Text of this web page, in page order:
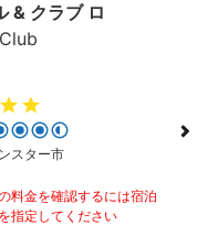
& クラブ ロ
スター市
料金を確認するには宿泊
指定してください